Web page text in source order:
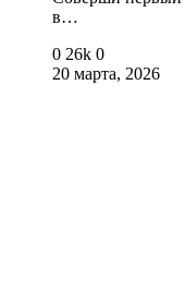
в…
0 26k 0
20 марта, 2026